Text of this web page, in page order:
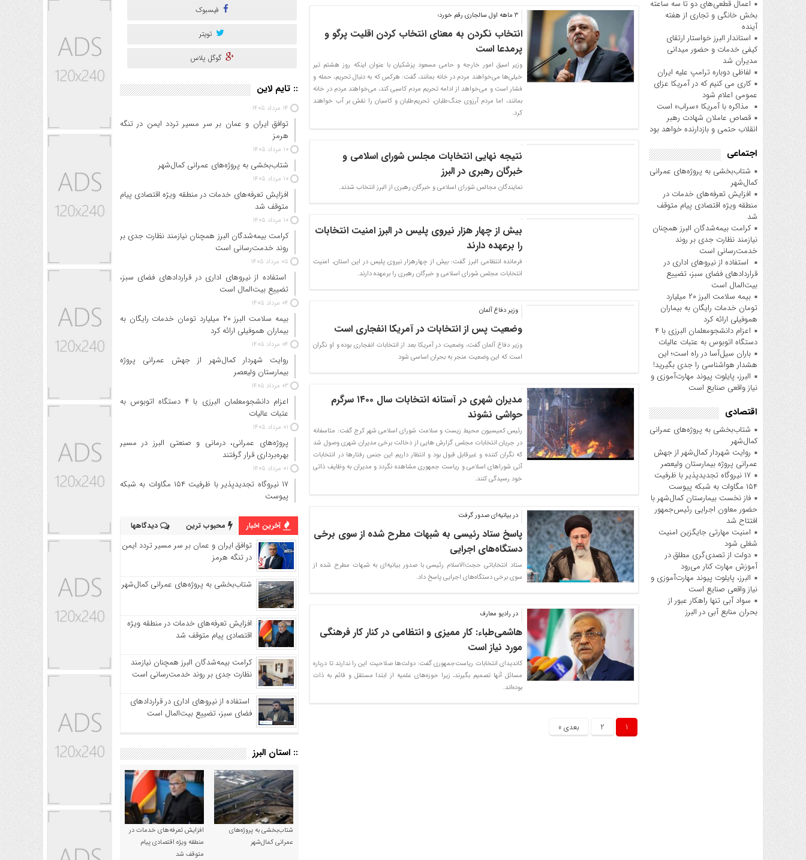
اعمال قطعی‌های دو تا سه ساعته
بخش خانگی و تجاری از هفته
آینده
استاندار البرز خواستار ارتقای
کیفی خدمات و حضور میدانی
مدیران شد
لفاظی دوباره ترامپ علیه ایران
کاری می کنیم که در آمریکا عزای
عمومی اعلام شود
مذاکره با آمریکا «سراب» است
قصاص عاملان شهادت رهبر
انقلاب حتمی و بازدارنده خواهد بود
اجتماعی
شتاب‌بخشی به پروژه‌های عمرانی
کمال‌شهر
افزایش تعرفه‌های خدمات در
منطقه ویژه اقتصادی پیام متوقف
شد
کرامت بیمه‌شدگان البرز همچنان
نیازمند نظارت جدی بر روند
خدمت‌رسانی است
استفاده از نیروهای اداری در
قراردادهای فضای سبز، تضییع
بیت‌المال است
بیمه سلامت البرز ۲۰ میلیارد
تومان خدمات رایگان به بیماران
هموفیلی ارائه کرد
اعزام دانشجو‌معلمان البرزی با ۴
دستگاه اتوبوس به عتبات عالیات
باران سیل‌آسا در راه است؛ این
هشدار هواشناسی را جدی بگیرید!
البرز، پایلوت پیوند مهارت‌آموزی و
نیاز واقعی صنایع است
اقتصادی
شتاب‌بخشی به پروژه‌های عمرانی
کمال‌شهر
روایت شهردار کمال‌شهر از جهش
عمرانی پروژه بیمارستان ولیعصر
۱۷ نیروگاه تجدیدپذیر با ظرفیت
۱۵۴ مگاوات به شبکه پیوست
فاز نخست بیمارستان کمال‌شهر با
حضور معاون اجرایی رئیس‌جمهور
افتتاح شد
امنیت مهارتی جایگزین امنیت
شغلی شود
دولت از تصدی‌گری مطلق در
آموزش مهارت کنار می‌رود
البرز، پایلوت پیوند مهارت‌آموزی و
نیاز واقعی صنایع است
سواد آبی تنها راهکار عبور از
بحران منابع آبی در البرز
3 ماهه اول سالجاری رقم خورد؛
انتخاب نکردن به معنای انتخاب کردن اقلیت پرگو و
پرمدعا است
وزیر اسبق امور خارجه و حامی مسعود پزشکیان با عنوان اینکه روز هشتم تیر
خیلی‌ها می‌خواهند مردم در خانه بمانند، گفت: هرکس که به دنبال تحریم، حمله و
فشار است و می‌خواهد از ادامه تحریم مردم کاسبی کند، می‌خواهند مردم در خانه
بمانند، اما مردم آرزوی جنگ‌طلبان، تحریم‌طلبان و کاسبان را نقش بر آب خواهند
کرد.
نتیجه نهایی انتخابات مجلس شورای اسلامی و
خبرگان رهبری در البرز
نمایندگان مجالس شورای اسلامی و خبرگان رهبری از البرز انتخاب شدند.
بیش از چهار هزار نیروی پلیس در البرز امنیت انتخابات
را برعهده دارند
فرمانده انتظامی البرز گفت: بیش از چهارهزار نیروی پلیس در این استان، امنیت
انتخابات مجلس شورای اسلامی و خبرگان رهبری را برعهده دارند.
وزیر دفاع آلمان
وضعیت پس از انتخابات در آمریکا انفجاری است
وزیر دفاع آلمان گفت، وضعیت در آمریکا بعد از انتخابات انفجاری بوده و او نگران
است که این وضعیت منجر به بحران اساسی شود
مدیران شهری در آستانه انتخابات سال ۱۴۰۰ سرگرم
حواشی نشوند
رئیس کمیسیون محیط زیست و سلامت شورای اسلامی شهر کرج گفت: متاسفانه
در جریان انتخابات مجلس گزارش هایی از دخالت برخی مدیران شهری وصول شد
که نگران کننده و غیرقابل قبول بود و انتظار داریم این جنس رفتارها در انتخابات
آتی شوراهای اسلامی و ریاست جمهوری مشاهده نگردد و مدیران به وظایف ذاتی
خود رسیدگی کنند.
در بیانیه‌ای صدور گرفت
پاسخ ستاد رئیسی به شبهات مطرح شده از سوی برخی
دستگاه‌های اجرایی
ستاد انتخاباتی حجت‌الاسلام رئیسی با صدور بیانیه‌ای به شبهات مطرح شده از
سوی برخی دستگاه‌های اجرایی پاسخ داد.
در رادیو معارف
هاشمی‌طباء: کار ممیزی و انتظامی در کنار کار فرهنگی
مورد نیاز است
کاندیدای انتخابات ریاست‌جمهوری گفت: دولت‌ها صلاحیت این را ندارند تا درباره
مسائل آنها تصمیم بگیرند، زیرا حوزه‌های علمیه از ابتدا مستقل و قائم به ذات
بوده‌اند.
1
2 بعدی »
فیسبوک
تویتر
گوگل پلاس
:: تایم لاین
۱۴ مرداد ۱۴۰۵
توافق ایران و عمان بر سر مسیر تردد ایمن در تنگه
هرمز
۱۰ مرداد ۱۴۰۵
شتاب‌بخشی به پروژه‌های عمرانی کمال‌شهر
۱۰ مرداد ۱۴۰۵
افزایش تعرفه‌های خدمات در منطقه ویژه اقتصادی پیام
متوقف شد
۱۰ مرداد ۱۴۰۵
کرامت بیمه‌شدگان البرز همچنان نیازمند نظارت جدی بر
روند خدمت‌رسانی است
۰۵ مرداد ۱۴۰۵
استفاده از نیروهای اداری در قراردادهای فضای سبز،
تضییع بیت‌المال است
۰۴ مرداد ۱۴۰۵
بیمه سلامت البرز ۲۰ میلیارد تومان خدمات رایگان به
بیماران هموفیلی ارائه کرد
۰۴ مرداد ۱۴۰۵
روایت شهردار کمال‌شهر از جهش عمرانی پروژه
بیمارستان ولیعصر
۰۳ مرداد ۱۴۰۵
اعزام دانشجو‌معلمان البرزی با ۴ دستگاه اتوبوس به
عتبات عالیات
۰۱ مرداد ۱۴۰۵
پروژه‌های عمرانی، درمانی و صنعتی البرز در مسیر
بهره‌برداری قرار گرفتند
۰۱ مرداد ۱۴۰۵
۱۷ نیروگاه تجدیدپذیر با ظرفیت ۱۵۴ مگاوات به شبکه
پیوست
آخرین اخبار محبوب ترین دیدگاهها
توافق ایران و عمان بر سر مسیر تردد ایمن
در تنگه هرمز
شتاب‌بخشی به پروژه‌های عمرانی کمال‌شهر
افزایش تعرفه‌های خدمات در منطقه ویژه
اقتصادی پیام متوقف شد
کرامت بیمه‌شدگان البرز همچنان نیازمند
نظارت جدی بر روند خدمت‌رسانی است
استفاده از نیروهای اداری در قراردادهای
فضای سبز، تضییع بیت‌المال است
:: استان البرز
شتاب‌بخشی به پروژه‌های
عمرانی کمال‌شهر
افزایش تعرفه‌های خدمات در
منطقه ویژه اقتصادی پیام
متوقف شد